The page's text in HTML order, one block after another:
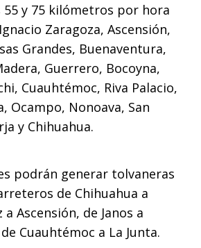
55 y 75 kilómetros por hora
Zaragoza, Ascensión,
Grandes, Buenaventura,
Guerrero, Bocoyna,
Cuauhtémoc, Riva Palacio,
Ocampo, Nonoava, San
y Chihuahua.
podrán generar tolvaneras
de Chihuahua a
a Ascensión, de Janos a
Cuauhtémoc a La Junta.